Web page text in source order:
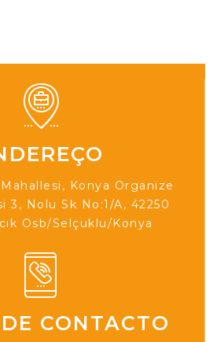
Konya Organize
3, Nolu Sk No:1/A, 42250
Osb/Selçuklu/Konya
CONTACTO